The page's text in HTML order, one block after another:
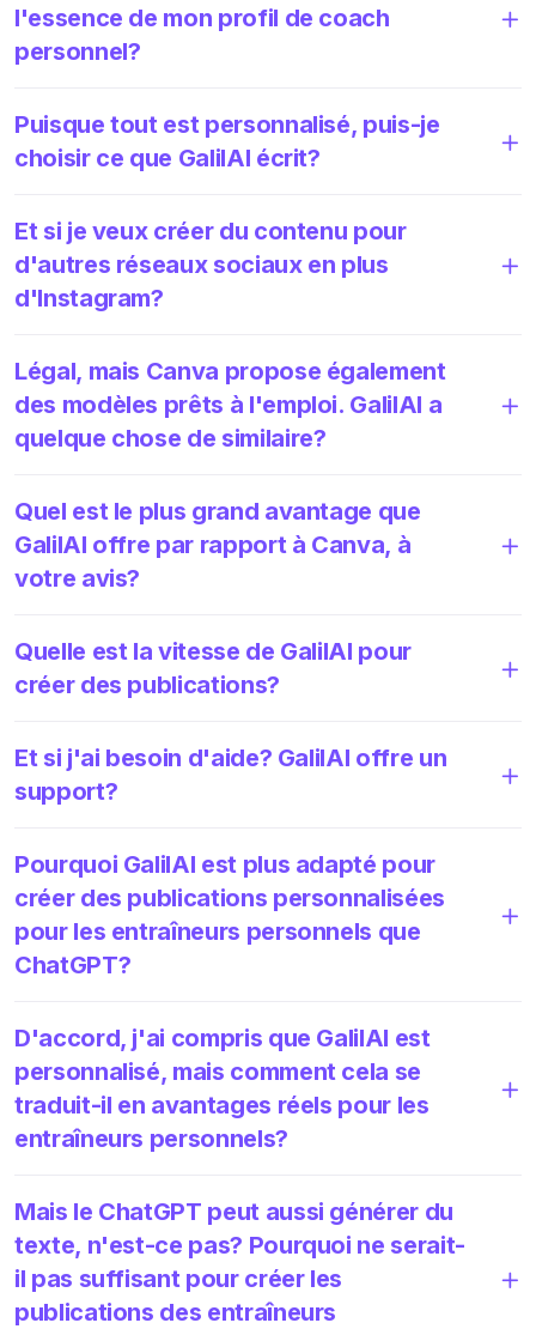
l'essence de mon profil de coach
personnel?
Puisque tout est personnalisé, puis-je
choisir ce que GalilAI écrit?
Et si je veux créer du contenu pour
d'autres réseaux sociaux en plus
d'Instagram?
Légal, mais Canva propose également
des modèles prêts à l'emploi. GalilAI a
quelque chose de similaire?
Quel est le plus grand avantage que
GalilAI offre par rapport à Canva, à
votre avis?
Quelle est la vitesse de GalilAI pour
créer des publications?
Et si j'ai besoin d'aide? GalilAI offre un
support?
Pourquoi GalilAI est plus adapté pour
créer des publications personnalisées
pour les entraîneurs personnels que
ChatGPT?
D'accord, j'ai compris que GalilAI est
personnalisé, mais comment cela se
traduit-il en avantages réels pour les
entraîneurs personnels?
Mais le ChatGPT peut aussi générer du
texte, n'est-ce pas? Pourquoi ne serait-
il pas suffisant pour créer les
publications des entraîneurs